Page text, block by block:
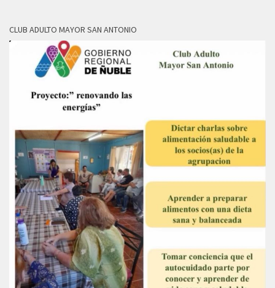
CLUB ADULTO MAYOR SAN ANTONIO